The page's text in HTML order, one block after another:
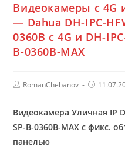
Видеокамеры c 4G
— Dahua DH-IPC-
0360B c 4G и DH-
B-0360B-MAX
RomanChebanov
Видеокамера Уличная IP
SP-B-0360B-MAX c фикс.
панелью